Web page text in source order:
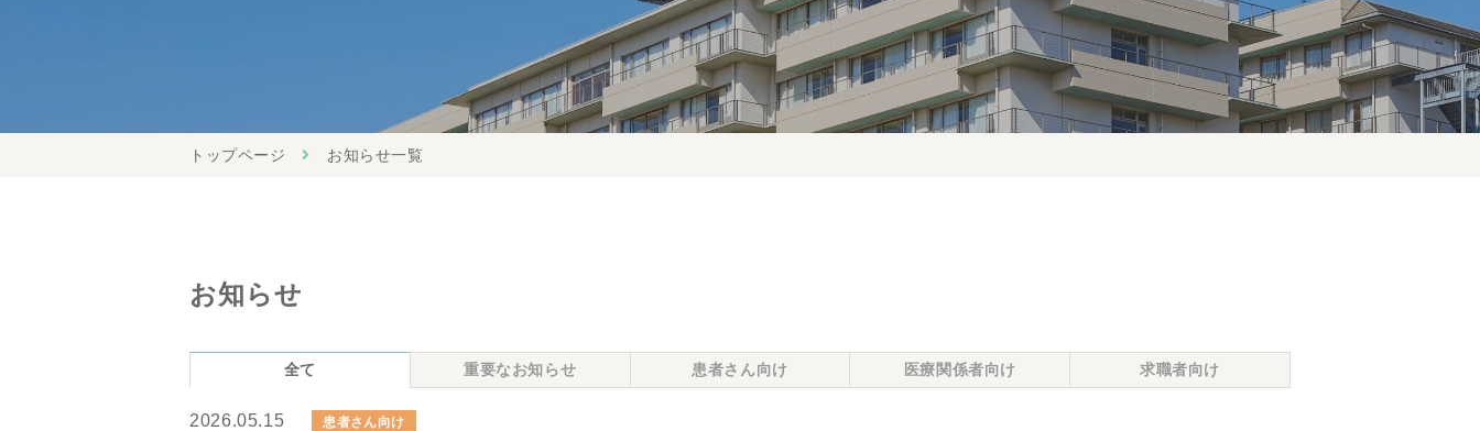
トップページ お知らせ一覧
お知らせ
全て 重要なお知らせ 患者さん向け 医療関係者向け 求職者向け
2026.05.15 患者さん向け